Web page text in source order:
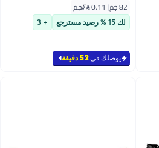
82 جم |
لك 15 % رصيد مسترجع + 3
يوصلك في53 دقيقة